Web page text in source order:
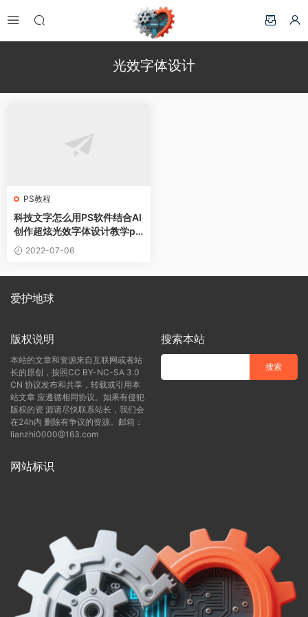
光效字体设计
PS教程
科技文字怎么用PS软件结合AI
创作超炫光效字体设计教学ph
otoshop教程
2022-07-06
爱护地球
版权说明
本站的文章和资源来自互联网或者站
长的原创，按照CC BY-NC-SA 3.0
CN 协议发布和共享，转载或引用本
站文章 应遵循相同协议。如果有侵犯
版权的资 源请尽快联系站长，我们会
在24h内 删除有争议的资源。邮箱：
lianzhi0000@163.com
搜索本站
网站标识